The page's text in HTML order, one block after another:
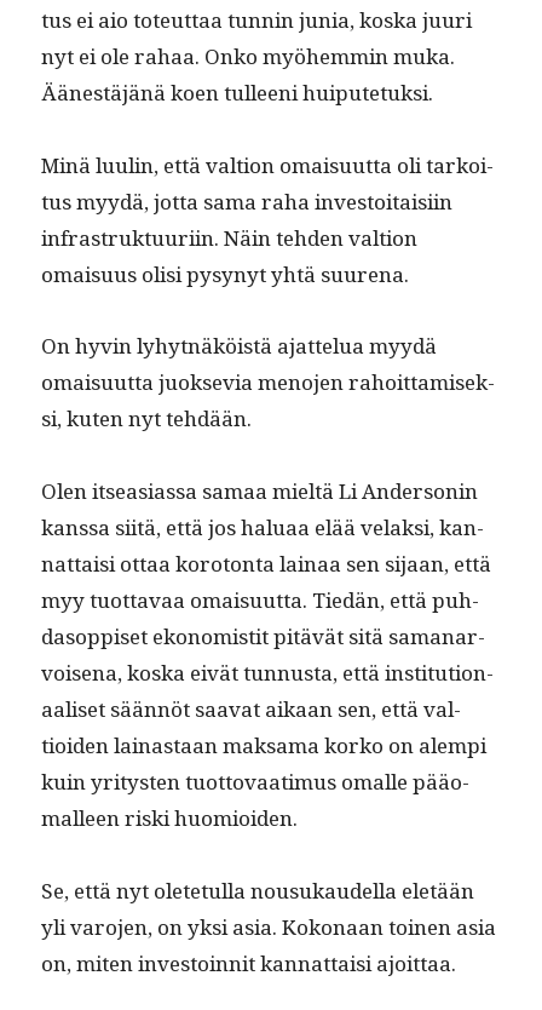
tus ei aio toteut­taa tun­nin junia, kos­ka juuri
nyt ei ole rahaa. Onko myöhem­min muka.
Äänestäjänä koen tulleeni huiputetuksi.
Minä luulin, että val­tion omaisu­ut­ta oli tarkoi­
tus myy­dä, jot­ta sama raha investoitaisi­in
infra­struk­tu­uri­in. Näin tehden val­tion
omaisu­us olisi pysynyt yhtä suurena.
On hyvin lyhyt­näköistä ajat­telua myy­dä
omaisu­ut­ta juok­se­via meno­jen rahoit­tamisek­
si, kuten nyt tehdään.
Olen itseasi­as­sa samaa mieltä Li Ander­son­in
kanssa siitä, että jos halu­aa elää velak­si, kan­
nat­taisi ottaa koro­ton­ta lainaa sen sijaan, että
myy tuot­tavaa omaisu­ut­ta. Tiedän, että puh­
da­sop­piset ekon­o­mistit pitävät sitä sama­nar­
voise­na, kos­ka eivät tun­nus­ta, että insti­tu­tion­
aaliset sään­nöt saa­vat aikaan sen, että val­
tioiden lainas­taan mak­sama korko on alem­pi
kuin yri­tys­ten tuot­to­vaa­timus oma­lle pääo­
ma­lleen ris­ki huomioiden.
Se, että nyt olete­tul­la nousukaudel­la eletään
yli varo­jen, on yksi asia. Kokon­aan toinen asia
on, miten investoin­nit kan­nat­taisi ajoittaa.